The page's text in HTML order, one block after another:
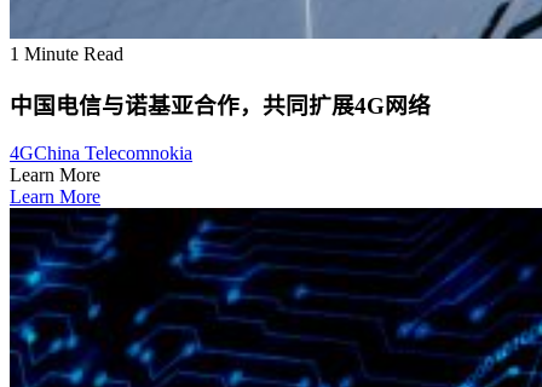
1 Minute Read
中国电信与诺基亚合作，共同扩展4G网络
4GChina Telecomnokia
Learn More
Learn More